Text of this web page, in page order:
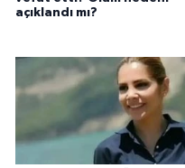
açıklandı mı?